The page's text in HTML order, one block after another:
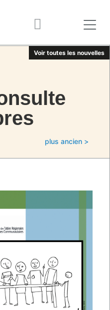
Voir toutes les nouvelles
plus ancien >